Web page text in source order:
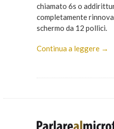
chiamato 6s o
completamente
schermo da 12 pollici.
Continua a leggere →